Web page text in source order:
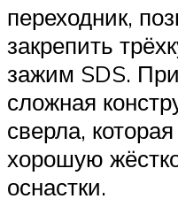
переходник,
закрепить
зажим SDS.
сложная
сверла,
хорошую
оснастки.